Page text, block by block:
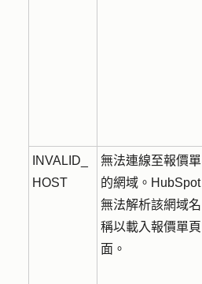
INVALID_
HOST
無法連線至報價單
的網域。HubSpot
無法解析該網域名
稱以載入報價單頁
面。